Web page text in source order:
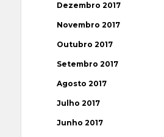
Dezembro 2017
Novembro 2017
Outubro 2017
Setembro 2017
Agosto 2017
Julho 2017
Junho 2017